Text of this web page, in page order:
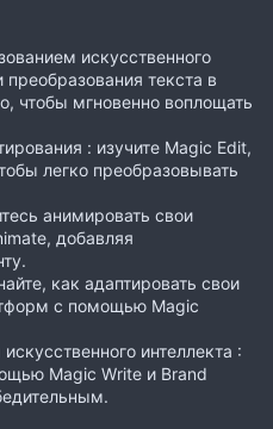
искусственного
преобразования текста в
чтобы мгновенно воплощать
: изучите Magic Edit,
легко преобразовывать
анимировать свои
добавляя
как адаптировать свои
с помощью Magic
интеллекта :
Magic Write и Brand